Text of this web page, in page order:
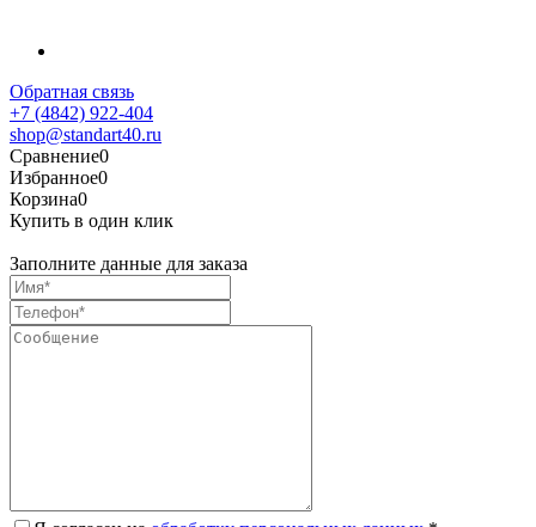
Обратная связь
+7 (4842) 922-404
shop@standart40.ru
Сравнение0
Избранное0
Корзина0
Купить в один клик
Заполните данные для заказа